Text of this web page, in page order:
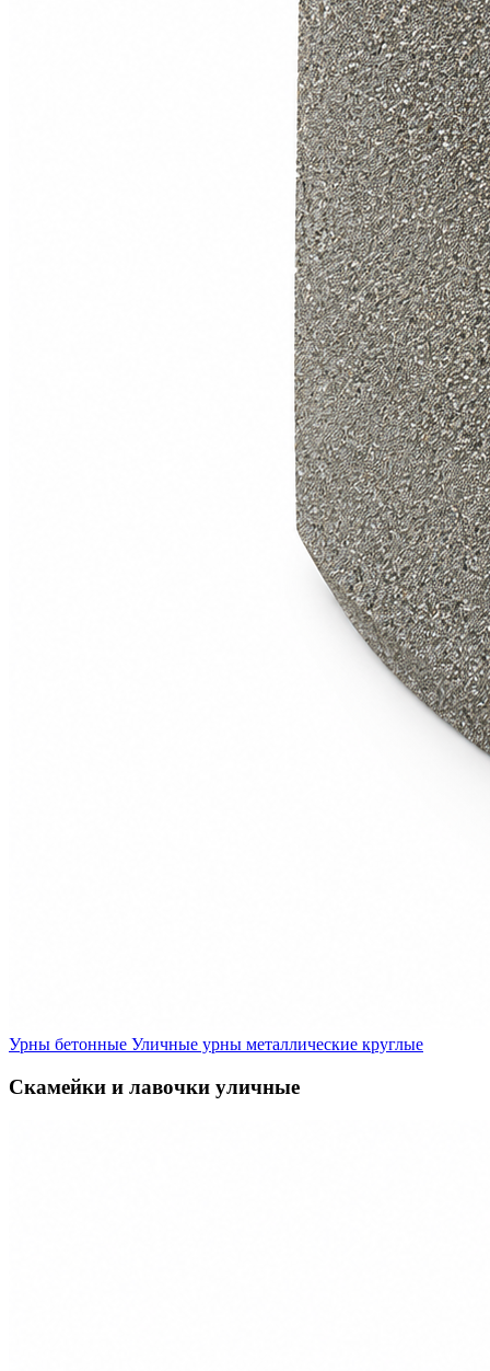
Урны бетонные Уличные урны металлические круглые
Скамейки и лавочки уличные